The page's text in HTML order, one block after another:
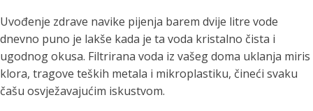
Uvođenje zdrave navike pijenja barem dvije litre vode
dnevno puno je lakše kada je ta voda kristalno čista i
ugodnog okusa. Filtrirana voda iz vašeg doma uklanja miris
klora, tragove teških metala i mikroplastiku, čineći svaku
čašu osvježavajućim iskustvom.